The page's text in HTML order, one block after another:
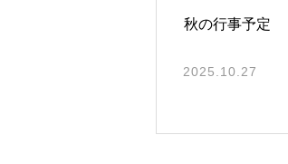
秋の行事予定
2025.10.27